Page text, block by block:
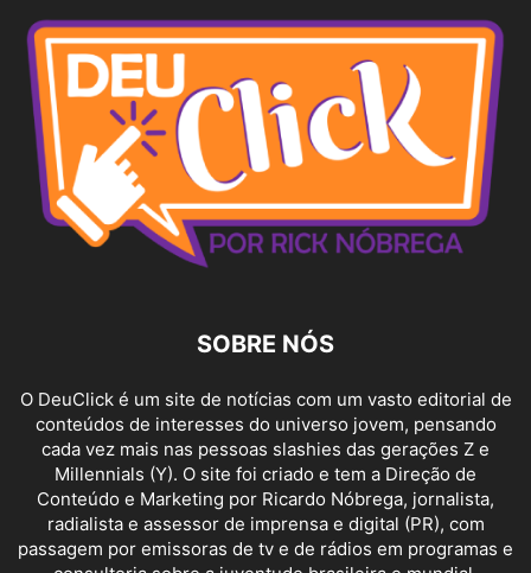
SOBRE NÓS
O DeuClick é um site de notícias com um vasto editorial de
conteúdos de interesses do universo jovem, pensando
cada vez mais nas pessoas slashies das gerações Z e
Millennials (Y). O site foi criado e tem a Direção de
Conteúdo e Marketing por Ricardo Nóbrega, jornalista,
radialista e assessor de imprensa e digital (PR), com
passagem por emissoras de tv e de rádios em programas e